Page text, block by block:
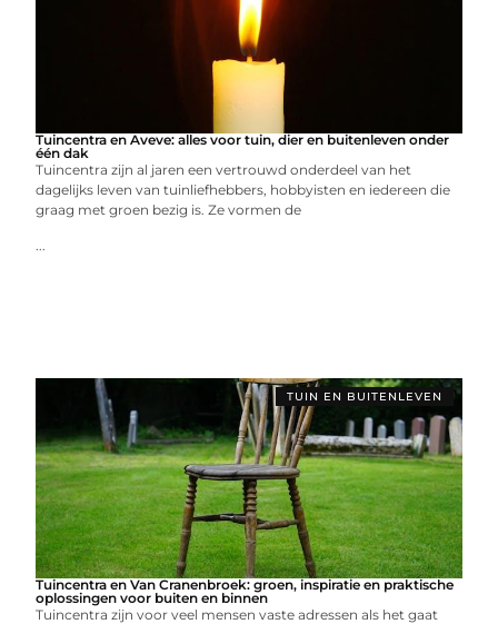
Tuincentra en Aveve: alles voor tuin, dier en buitenleven onder
één dak
Tuincentra zijn al jaren een vertrouwd onderdeel van het
dagelijks leven van tuinliefhebbers, hobbyisten en iedereen die
graag met groen bezig is. Ze vormen de
...
TUIN EN BUITENLEVEN
Tuincentra en Van Cranenbroek: groen, inspiratie en praktische
oplossingen voor buiten en binnen
Tuincentra zijn voor veel mensen vaste adressen als het gaat